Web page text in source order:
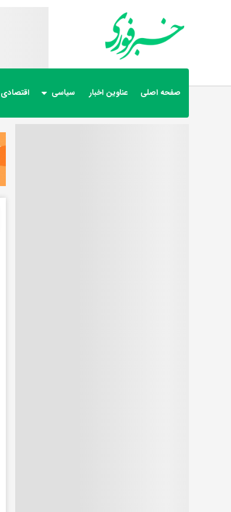
صفحه اصلی عناوین اخبار سیاسی اقتصادی